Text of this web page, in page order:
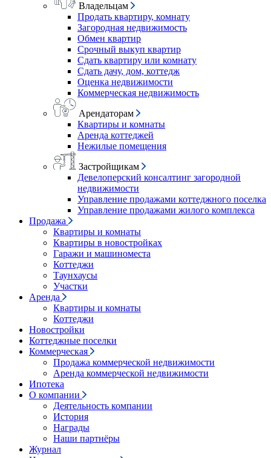
Владельцам
Продать квартиру, комнату
Загородная недвижимость
Обмен квартир
Срочный выкуп квартир
Сдать квартиру или комнату
Сдать дачу, дом, коттедж
Оценка недвижимости
Коммерческая недвижимость
Арендаторам
Квартиры и комнаты
Аренда коттеджей
Нежилые помещения
Застройщикам
Девелоперский консалтинг загородной
недвижимости
Управление продажами коттеджного поселка
Управление продажами жилого комплекса
Продажа
Квартиры и комнаты
Квартиры в новостройках
Гаражи и машиноместа
Коттеджи
Таунхаусы
Участки
Аренда
Квартиры и комнаты
Коттеджи
Новостройки
Коттеджные поселки
Коммерческая
Продажа коммерческой недвижимости
Аренда коммерческой недвижимости
Ипотека
О компании
Деятельность компании
История
Награды
Наши партнёры
Журнал